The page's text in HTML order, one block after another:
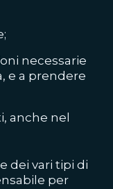
necessarie
e a prendere
anche nel
dei vari tipi di
per